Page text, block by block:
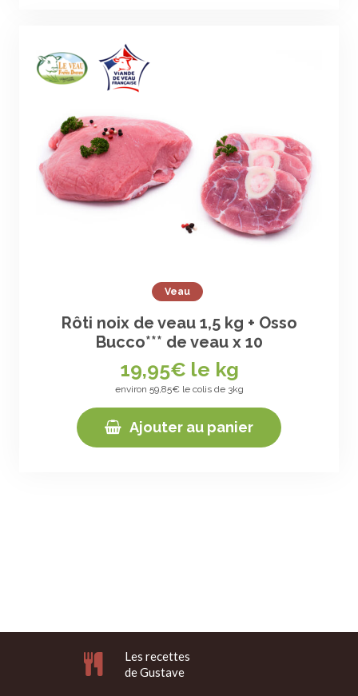
Veau
Rôti noix de veau 1,5 kg + Osso
Bucco*** de veau x 10
19,95€ le kg
environ 59,85€ le colis de 3kg
Ajouter au panier
Les recettes
de Gustave